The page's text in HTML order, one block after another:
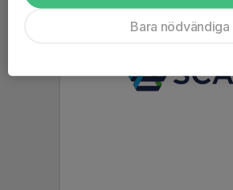
Bara nödvändiga